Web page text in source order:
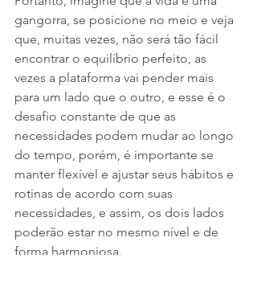
gangorra, se posicione no meio e veja
que, muitas vezes, não será tão fácil
encontrar o equilíbrio perfeito, as
vezes a plataforma vai pender mais
para um lado que o outro, e esse é o
desafio constante de que as
necessidades podem mudar ao longo
do tempo, porém, é importante se
manter flexível e ajustar seus hábitos e
rotinas de acordo com suas
necessidades, e assim, os dois lados
poderão estar no mesmo nível e de
forma harmoniosa.